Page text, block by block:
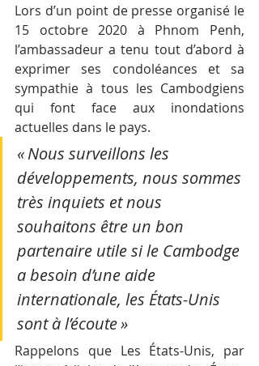
Lors d’un point de presse organisé le
15 octobre 2020 à Phnom Penh,
l’ambassadeur a tenu tout d’abord à
exprimer ses condoléances et sa
sympathie à tous les Cambodgiens
qui font face aux inondations
actuelles dans le pays.
« Nous surveillons les
développements, nous sommes
très inquiets et nous
souhaitons être un bon
partenaire utile si le Cambodge
a besoin d’une aide
internationale, les États-Unis
sont à l’écoute »
Rappelons que Les États-Unis, par